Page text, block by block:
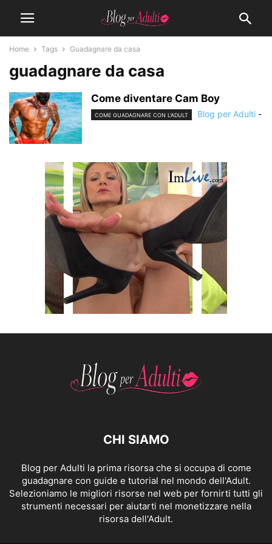
Home Tags Guadagnare da casa
guadagnare da casa
Come diventare Cam Boy
COME GUADAGNARE CON L'ADULT Blog per Adulti -
CHI SIAMO
Blog per Adulti la prima risorsa che si occupa di come
guadagnare con guide e tutorial nel mondo dell'Adult.
Selezioniamo le migliori risorse nel web per fornirti tutti gli
strumenti necessari per aiutarti nel monetizzare nella
risorsa dell'Adult.